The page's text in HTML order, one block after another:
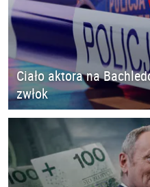
Ciało aktora na
zwłok